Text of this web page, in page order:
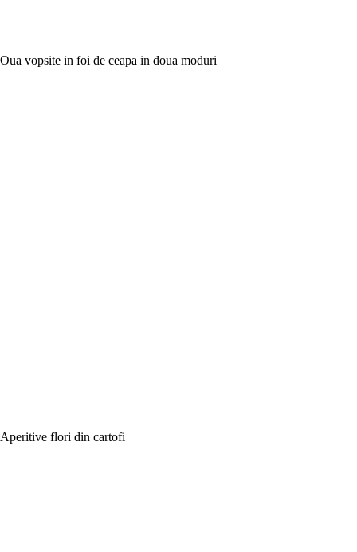
Oua vopsite in foi de ceapa in doua moduri
Aperitive flori din cartofi